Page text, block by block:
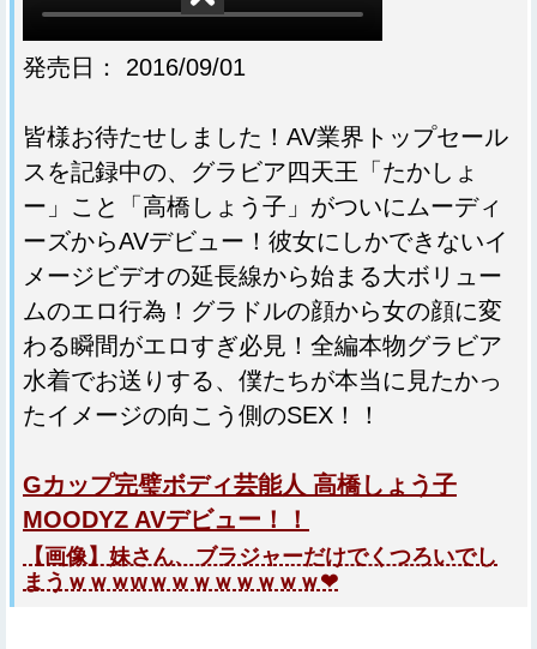
発売日： 2016/09/01
皆様お待たせしました！AV業界トップセール
スを記録中の、グラビア四天王「たかしょ
ー」こと「高橋しょう子」がついにムーディ
ーズからAVデビュー！彼女にしかできないイ
メージビデオの延長線から始まる大ボリュー
ムのエロ行為！グラドルの顔から女の顔に変
わる瞬間がエロすぎ必見！全編本物グラビア
水着でお送りする、僕たちが本当に見たかっ
たイメージの向こう側のSEX！！
Gカップ完璧ボディ芸能人 高橋しょう子
MOODYZ AVデビュー！！
【画像】妹さん、ブラジャーだけでくつろいでし
まうｗｗｗwｗｗｗｗｗｗｗｗ❤